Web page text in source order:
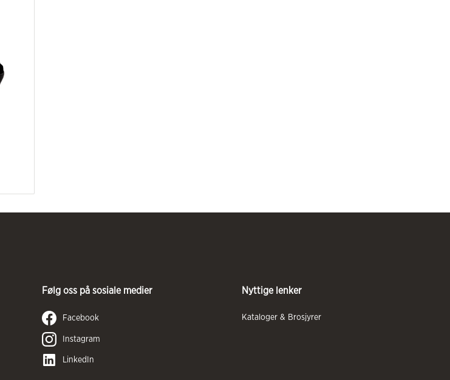
Følg oss på sosiale medier
Facebook
Instagram
LinkedIn
Nyttige lenker
Kataloger & Brosjyrer